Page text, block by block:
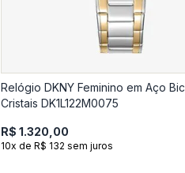
Relógio DKNY Feminino em Aço
Cristais DK1L122M0075
R$ 1.320,00
10x de R$ 132 sem juros